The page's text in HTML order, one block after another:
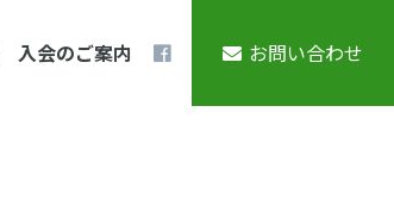
入会のご案内 お問い合わせ